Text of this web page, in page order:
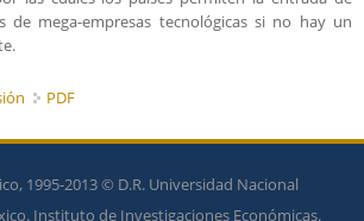
de mega-empresas tecnológicas si no hay un
PDF
1995-2013 © D.R. Universidad Nacional
Instituto de Investigaciones Económicas.